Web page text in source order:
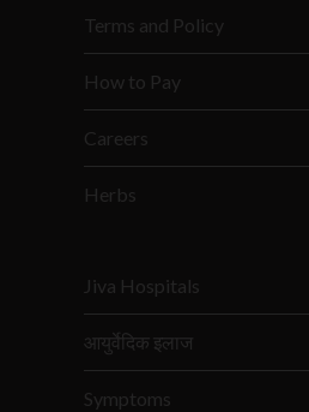
Terms and Policy
How to Pay
Careers
Herbs
Jiva Hospitals
आयुर्वेदिक इलाज
Symptoms